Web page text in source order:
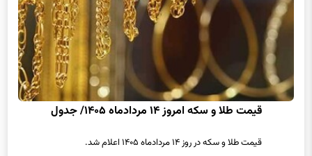
قیمت طلا و سکه امروز ۱۴ مردادماه ۱۴۰۵/ جدول
قیمت طلا و سکه در روز ۱۴ مردادماه ۱۴۰۵ اعلام شد.